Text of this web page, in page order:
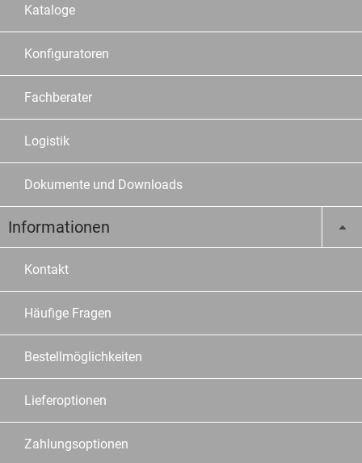
Kataloge
Konfiguratoren
Fachberater
Logistik
Dokumente und Downloads
Informationen
Kontakt
Häufige Fragen
Bestellmöglichkeiten
Lieferoptionen
Zahlungsoptionen